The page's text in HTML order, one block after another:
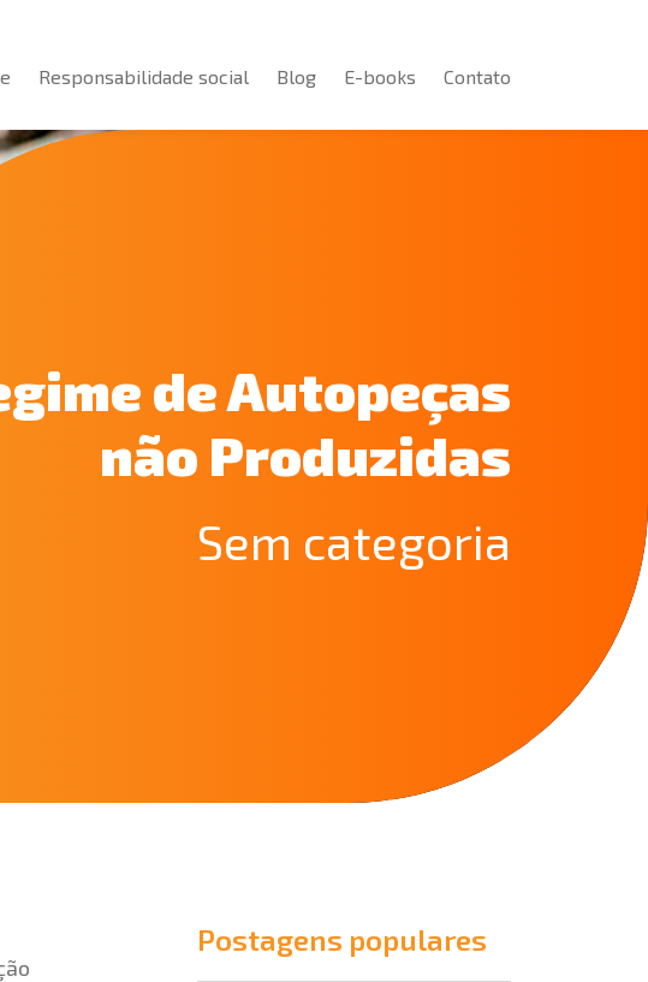
Responsabilidade social Blog E-books Contato
de Autopeças
não Produzidas
Sem categoria
Postagens populares